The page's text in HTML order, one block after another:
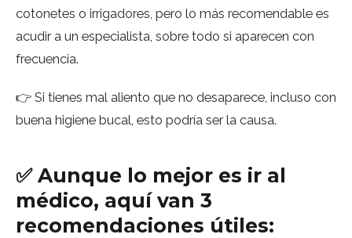
cotonetes o irrigadores, pero lo más recomendable es
acudir a un especialista, sobre todo si aparecen con
frecuencia.
👉 Si tienes mal aliento que no desaparece, incluso con
buena higiene bucal, esto podría ser la causa.
✅ Aunque lo mejor es ir al
médico, aquí van 3
recomendaciones útiles: